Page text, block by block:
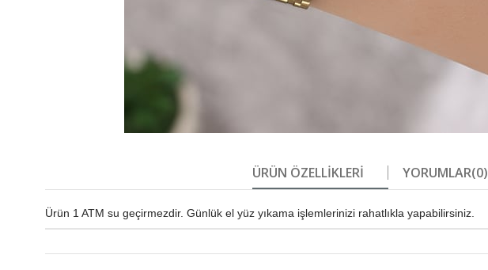
ÜRÜN ÖZELLIKLERI YORUMLAR(0)
Ürün 1 ATM su geçirmezdir. Günlük el yüz yıkama işlemlerinizi rahatlıkla yapabilirsiniz.